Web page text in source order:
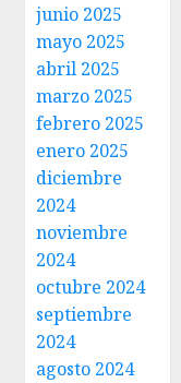
junio 2025
mayo 2025
abril 2025
marzo 2025
febrero 2025
enero 2025
diciembre
2024
noviembre
2024
octubre 2024
septiembre
2024
agosto 2024